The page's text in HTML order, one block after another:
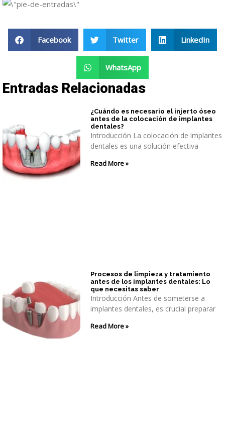
Facebook Twitter LinkedIn
WhatsApp
Entradas Relacionadas
¿Cuándo es necesario el injerto óseo
antes de la colocación de implantes
dentales?
Introducción La colocación de implantes
dentales es una solución efectiva
Read More »
Procesos de limpieza y tratamiento
antes de los implantes dentales: Lo
que necesitas saber
Introducción Antes de someterse a
implantes dentales, es crucial preparar
Read More »